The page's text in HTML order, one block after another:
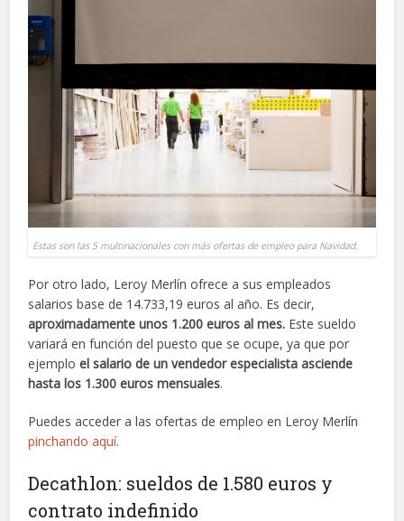
Estas son las 5 multinacionales con más ofertas de empleo para Navidad.
Por otro lado, Leroy Merlín ofrece a sus empleados
salarios base de 14.733,19 euros al año. Es decir,
aproximadamente unos 1.200 euros al mes. Este sueldo
variará en función del puesto que se ocupe, ya que por
ejemploel salario de un vendedor especialista asciende
hasta los 1.300 euros mensuales.
Puedes acceder a las ofertas de empleo en Leroy Merlín
pinchando aquí.
Decathlon: sueldos de 1.580 euros y
contrato indefinido